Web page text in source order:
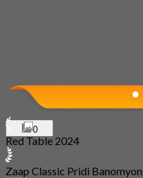
0
Red Table 2024
Zaap Classic Pridi